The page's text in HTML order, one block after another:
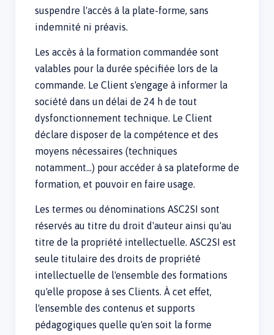
suspendre l'accès à la plate-forme, sans
indemnité ni préavis.
Les accès à la formation commandée sont
valables pour la durée spécifiée lors de la
commande. Le Client s'engage à informer la
société dans un délai de 24 h de tout
dysfonctionnement technique. Le Client
déclare disposer de la compétence et des
moyens nécessaires (techniques
notamment…) pour accéder à sa plateforme de
formation, et pouvoir en faire usage.
Les termes ou dénominations ASC2SI sont
réservés au titre du droit d'auteur ainsi qu'au
titre de la propriété intellectuelle. ASC2SI est
seule titulaire des droits de propriété
intellectuelle de l'ensemble des formations
qu'elle propose à ses Clients. À cet effet,
l'ensemble des contenus et supports
pédagogiques quelle qu'en soit la forme